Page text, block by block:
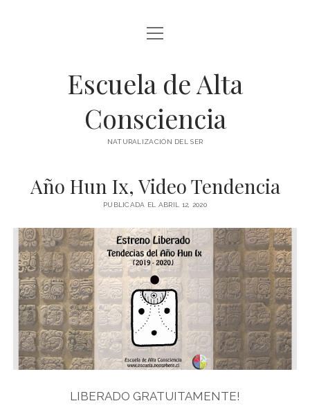
BLOG Y ARTÍCULOS
whatsapp
abrir
menú
Escuela de Alta
Consciencia
NATURALIZACIÓN DEL SER
Año Hun Ix, Video Tendencia
PUBLICADA EL ABRIL 12, 2020
LIBERADO GRATUITAMENTE!